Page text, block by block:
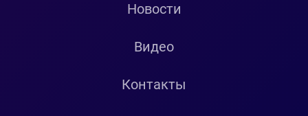
Новости
Видео
Контакты